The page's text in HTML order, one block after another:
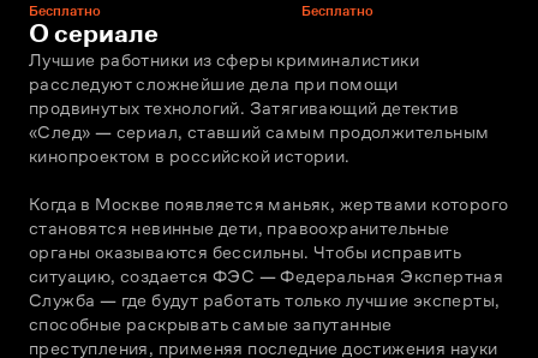
Бесплатно Бесплатно
О сериале
Лучшие работники из сферы криминалистики
расследуют сложнейшие дела при помощи
продвинутых технологий. Затягивающий детектив
«След» — сериал, ставший самым продолжительным
кинопроектом в российской истории.
Когда в Москве появляется маньяк, жертвами которого
становятся невинные дети, правоохранительные
органы оказываются бессильны. Чтобы исправить
ситуацию, создается ФЭС — Федеральная Экспертная
Служба — где будут работать только лучшие эксперты,
способные раскрывать самые запутанные
преступления, применяя последние достижения науки